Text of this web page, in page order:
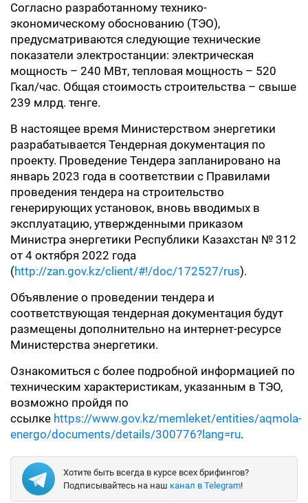
Согласно разработанному технико-
экономическому обоснованию (ТЭО),
предусматриваются следующие технические
показатели электростанции: электрическая
мощность – 240 МВт, тепловая мощность – 520
Гкал/час. Общая стоимость строительства – свыше
239 млрд. тенге.
В настоящее время Министерством энергетики
разрабатывается Тендерная документация по
проекту. Проведение Тендера запланировано на
январь 2023 года в соответствии с Правилами
проведения тендера на строительство
генерирующих установок, вновь вводимых в
эксплуатацию, утвержденными приказом
Министра энергетики Республики Казахстан № 312
от 4 октября 2022 года
(http://zan.gov.kz/client/#!/doc/172527/rus).
Объявление о проведении тендера и
соответствующая тендерная документация будут
размещены дополнительно на интернет-ресурсе
Министерства энергетики.
Ознакомиться с более подробной информацией по
техническим характеристикам, указанным в ТЭО,
возможно пройдя по
ссылке https://www.gov.kz/memleket/entities/aqmola-
energo/documents/details/300776?lang=ru.
Хотите быть всегда в курсе всех брифингов?
Подписывайтесь на наш канал в Telegram!